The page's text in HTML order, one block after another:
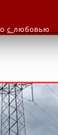
с любовью -